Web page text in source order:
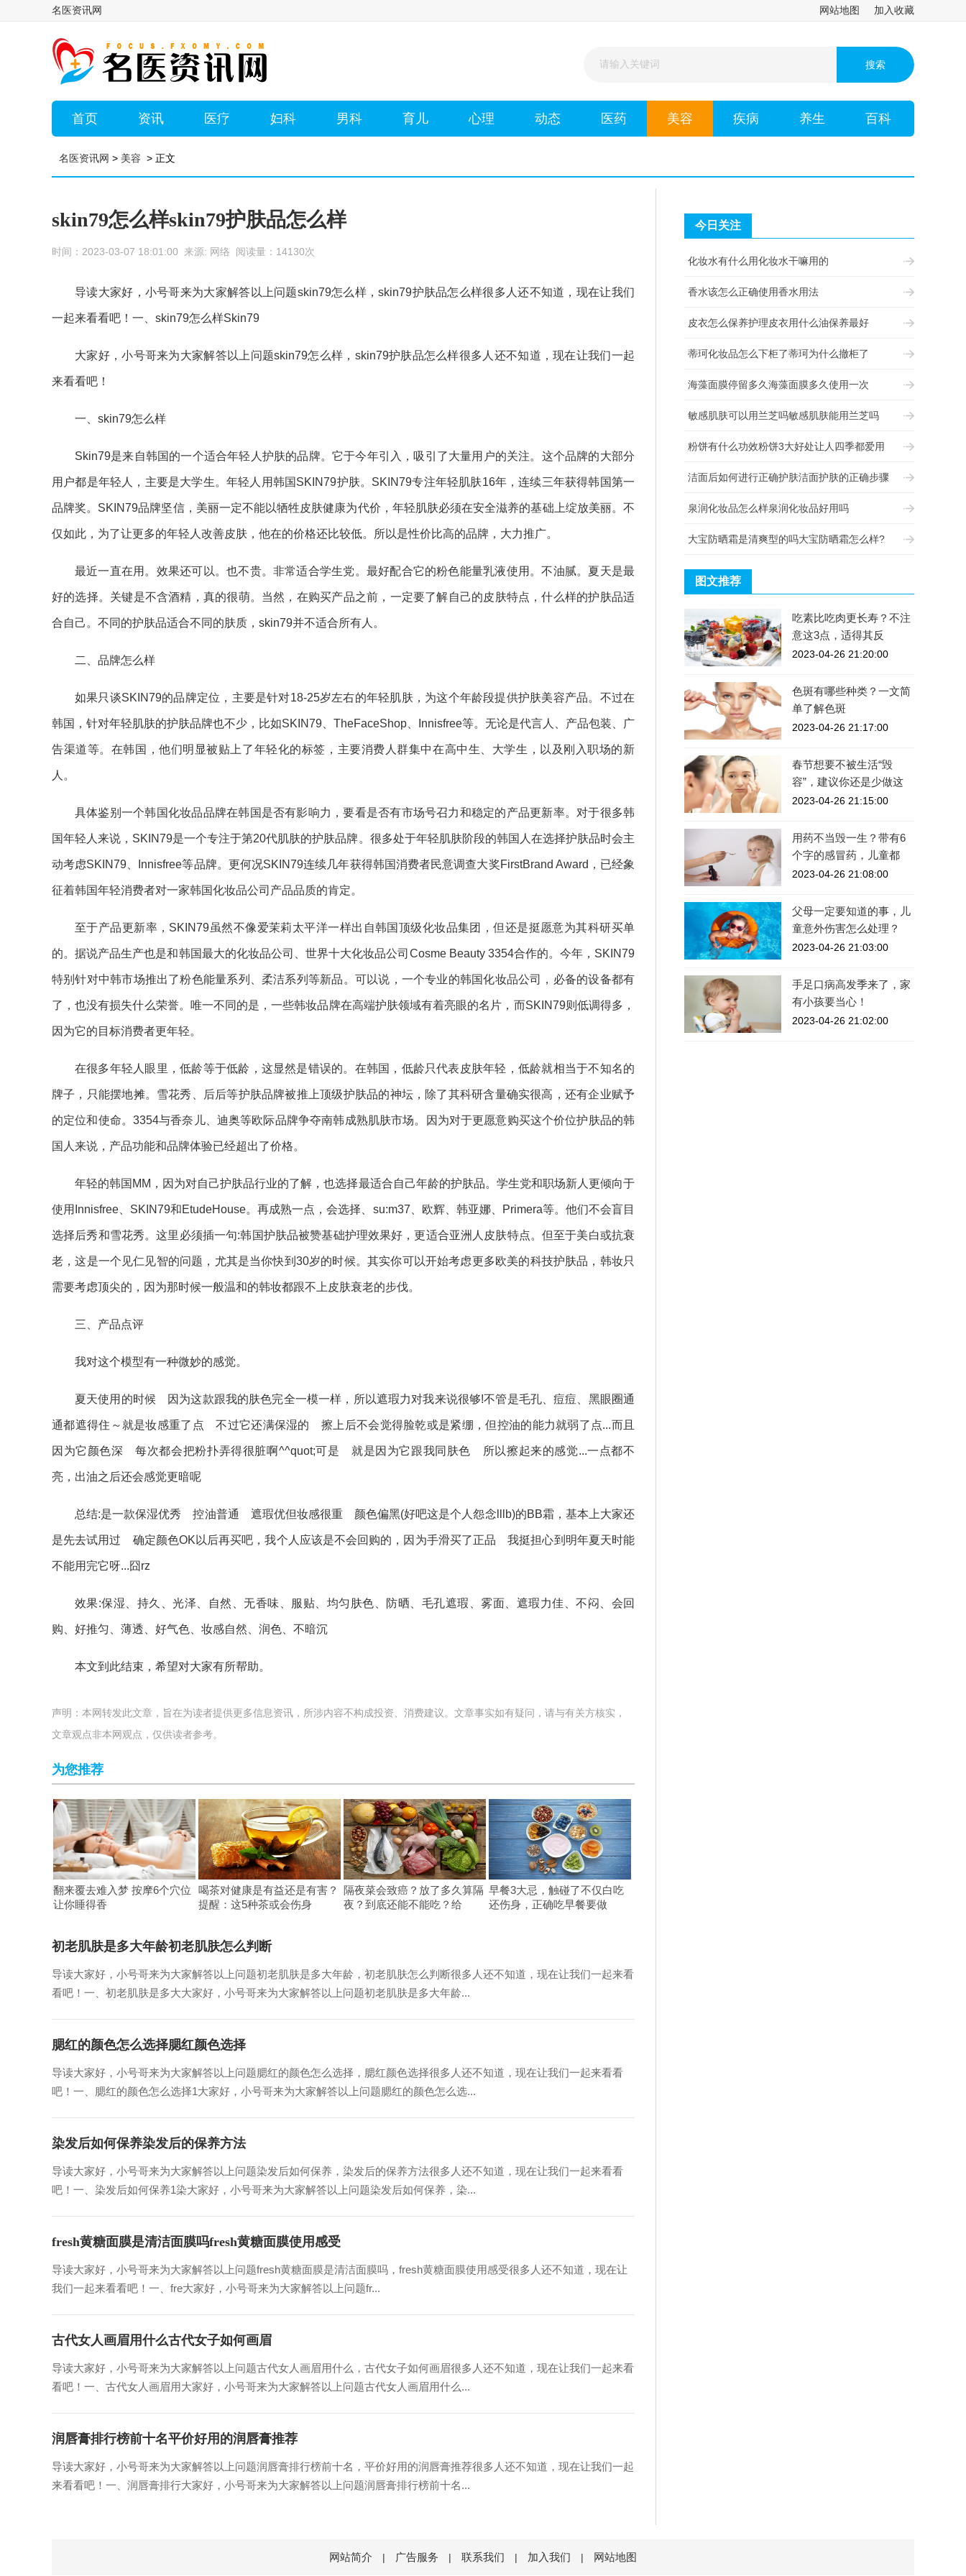
名医资讯网 网站地图 加入收藏
首页 资讯 医疗 妇科 男科 育儿 心理 动态 医药 美容 疾病 养生 百科
名医资讯网 > 美容 > 正文
skin79怎么样skin79护肤品怎么样
时间：2023-03-07 18:01:00 来源: 网络 阅读量：14130次
导读大家好，小号哥来为大家解答以上问题skin79怎么样，skin79护肤品怎么样很多人还不知道，现在让我们
一起来看看吧！一、skin79怎么样Skin79
大家好，小号哥来为大家解答以上问题skin79怎么样，skin79护肤品怎么样很多人还不知道，现在让我们一起
来看看吧！
一、skin79怎么样
Skin79是来自韩国的一个适合年轻人护肤的品牌。它于今年引入，吸引了大量用户的关注。这个品牌的大部分
用户都是年轻人，主要是大学生。年轻人用韩国SKIN79护肤。SKIN79专注年轻肌肤16年，连续三年获得韩国第一
品牌奖。SKIN79品牌坚信，美丽一定不能以牺牲皮肤健康为代价，年轻肌肤必须在安全滋养的基础上绽放美丽。不
仅如此，为了让更多的年轻人改善皮肤，他在的价格还比较低。所以是性价比高的品牌，大力推广。
最近一直在用。效果还可以。也不贵。非常适合学生党。最好配合它的粉色能量乳液使用。不油腻。夏天是最
好的选择。关键是不含酒精，真的很萌。当然，在购买产品之前，一定要了解自己的皮肤特点，什么样的护肤品适
合自己。不同的护肤品适合不同的肤质，skin79并不适合所有人。
二、品牌怎么样
如果只谈SKIN79的品牌定位，主要是针对18-25岁左右的年轻肌肤，为这个年龄段提供护肤美容产品。不过在
韩国，针对年轻肌肤的护肤品牌也不少，比如SKIN79、TheFaceShop、Innisfree等。无论是代言人、产品包装、广
告渠道等。在韩国，他们明显被贴上了年轻化的标签，主要消费人群集中在高中生、大学生，以及刚入职场的新
人。
具体鉴别一个韩国化妆品品牌在韩国是否有影响力，要看是否有市场号召力和稳定的产品更新率。对于很多韩
国年轻人来说，SKIN79是一个专注于第20代肌肤的护肤品牌。很多处于年轻肌肤阶段的韩国人在选择护肤品时会主
动考虑SKIN79、Innisfree等品牌。更何况SKIN79连续几年获得韩国消费者民意调查大奖FirstBrand Award，已经象
征着韩国年轻消费者对一家韩国化妆品公司产品品质的肯定。
至于产品更新率，SKIN79虽然不像爱茉莉太平洋一样出自韩国顶级化妆品集团，但还是挺愿意为其科研买单
的。据说产品生产也是和韩国最大的化妆品公司、世界十大化妆品公司Cosme Beauty 3354合作的。今年，SKIN79
特别针对中韩市场推出了粉色能量系列、柔洁系列等新品。可以说，一个专业的韩国化妆品公司，必备的设备都有
了，也没有损失什么荣誉。唯一不同的是，一些韩妆品牌在高端护肤领域有着亮眼的名片，而SKIN79则低调得多，
因为它的目标消费者更年轻。
在很多年轻人眼里，低龄等于低龄，这显然是错误的。在韩国，低龄只代表皮肤年轻，低龄就相当于不知名的
牌子，只能摆地摊。雪花秀、后后等护肤品牌被推上顶级护肤品的神坛，除了其科研含量确实很高，还有企业赋予
的定位和使命。3354与香奈儿、迪奥等欧际品牌争夺南韩成熟肌肤市场。因为对于更愿意购买这个价位护肤品的韩
国人来说，产品功能和品牌体验已经超出了价格。
年轻的韩国MM，因为对自己护肤品行业的了解，也选择最适合自己年龄的护肤品。学生党和职场新人更倾向于
使用Innisfree、SKIN79和EtudeHouse。再成熟一点，会选择、su:m37、欧辉、韩亚娜、Primera等。他们不会盲目
选择后秀和雪花秀。这里必须插一句:韩国护肤品被赞基础护理效果好，更适合亚洲人皮肤特点。但至于美白或抗衰
老，这是一个见仁见智的问题，尤其是当你快到30岁的时候。其实你可以开始考虑更多欧美的科技护肤品，韩妆只
需要考虑顶尖的，因为那时候一般温和的韩妆都跟不上皮肤衰老的步伐。
三、产品点评
我对这个模型有一种微妙的感觉。
夏天使用的时候 因为这款跟我的肤色完全一模一样，所以遮瑕力对我来说很够!不管是毛孔、痘痘、黑眼圈通
通都遮得住～就是妆感重了点 不过它还满保湿的 擦上后不会觉得脸乾或是紧绷，但控油的能力就弱了点...而且
因为它颜色深 每次都会把粉扑弄得很脏啊^^quot;可是 就是因为它跟我同肤色 所以擦起来的感觉...一点都不
亮，出油之后还会感觉更暗呢
总结:是一款保湿优秀 控油普通 遮瑕优但妆感很重 颜色偏黑(好吧这是个人怨念lllb)的BB霜，基本上大家还
是先去试用过 确定颜色OK以后再买吧，我个人应该是不会回购的，因为手滑买了正品 我挺担心到明年夏天时能
不能用完它呀...囧rz
效果:保湿、持久、光泽、自然、无香味、服贴、均匀肤色、防晒、毛孔遮瑕、雾面、遮瑕力佳、不闷、会回
购、好推匀、薄透、好气色、妆感自然、润色、不暗沉
本文到此结束，希望对大家有所帮助。
声明：本网转发此文章，旨在为读者提供更多信息资讯，所涉内容不构成投资、消费建议。文章事实如有疑问，请与有关方核实，
文章观点非本网观点，仅供读者参考。
为您推荐
翻来覆去难入梦 按摩6个穴位
让你睡得香
喝茶对健康是有益还是有害？
提醒：这5种茶或会伤身
隔夜菜会致癌？放了多久算隔
夜？到底还能不能吃？给
早餐3大忌，触碰了不仅白吃
还伤身，正确吃早餐要做
初老肌肤是多大年龄初老肌肤怎么判断
导读大家好，小号哥来为大家解答以上问题初老肌肤是多大年龄，初老肌肤怎么判断很多人还不知道，现在让我们一起来看
看吧！一、初老肌肤是多大大家好，小号哥来为大家解答以上问题初老肌肤是多大年龄...
腮红的颜色怎么选择腮红颜色选择
导读大家好，小号哥来为大家解答以上问题腮红的颜色怎么选择，腮红颜色选择很多人还不知道，现在让我们一起来看看
吧！一、腮红的颜色怎么选择1大家好，小号哥来为大家解答以上问题腮红的颜色怎么选...
染发后如何保养染发后的保养方法
导读大家好，小号哥来为大家解答以上问题染发后如何保养，染发后的保养方法很多人还不知道，现在让我们一起来看看
吧！一、染发后如何保养1染大家好，小号哥来为大家解答以上问题染发后如何保养，染...
fresh黄糖面膜是清洁面膜吗fresh黄糖面膜使用感受
导读大家好，小号哥来为大家解答以上问题fresh黄糖面膜是清洁面膜吗，fresh黄糖面膜使用感受很多人还不知道，现在让
我们一起来看看吧！一、fre大家好，小号哥来为大家解答以上问题fr...
古代女人画眉用什么古代女子如何画眉
导读大家好，小号哥来为大家解答以上问题古代女人画眉用什么，古代女子如何画眉很多人还不知道，现在让我们一起来看
看吧！一、古代女人画眉用大家好，小号哥来为大家解答以上问题古代女人画眉用什么...
润唇膏排行榜前十名平价好用的润唇膏推荐
导读大家好，小号哥来为大家解答以上问题润唇膏排行榜前十名，平价好用的润唇膏推荐很多人还不知道，现在让我们一起
来看看吧！一、润唇膏排行大家好，小号哥来为大家解答以上问题润唇膏排行榜前十名...
今日关注
化妆水有什么用化妆水干嘛用的
香水该怎么正确使用香水用法
皮衣怎么保养护理皮衣用什么油保养最好
蒂珂化妆品怎么下柜了蒂珂为什么撤柜了
海藻面膜停留多久海藻面膜多久使用一次
敏感肌肤可以用兰芝吗敏感肌肤能用兰芝吗
粉饼有什么功效粉饼3大好处让人四季都爱用
洁面后如何进行正确护肤洁面护肤的正确步骤
泉润化妆品怎么样泉润化妆品好用吗
大宝防晒霜是清爽型的吗大宝防晒霜怎么样?
图文推荐
吃素比吃肉更长寿？不注
意这3点，适得其反
2023-04-26 21:20:00
色斑有哪些种类？一文简
单了解色斑
2023-04-26 21:17:00
春节想要不被生活“毁
容”，建议你还是少做这
2023-04-26 21:15:00
用药不当毁一生？带有6
个字的感冒药，儿童都
2023-04-26 21:08:00
父母一定要知道的事，儿
童意外伤害怎么处理？
2023-04-26 21:03:00
手足口病高发季来了，家
有小孩要当心！
2023-04-26 21:02:00
网站简介 | 广告服务 | 联系我们 | 加入我们 | 网站地图